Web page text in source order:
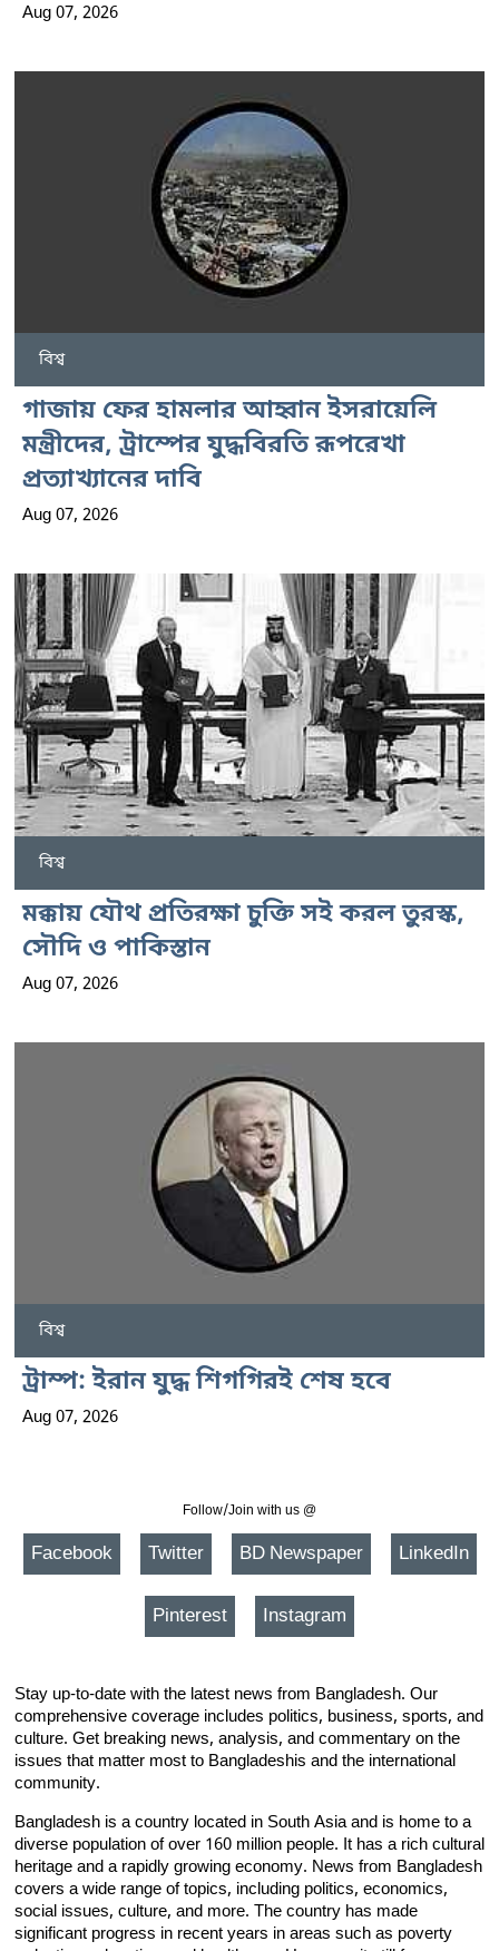
Aug 07, 2026
বিশ্ব
গাজায় ফের হামলার আহ্বান ইসরায়েলি
মন্ত্রীদের, ট্রাম্পের যুদ্ধবিরতি রূপরেখা
প্রত্যাখ্যানের দাবি
Aug 07, 2026
বিশ্ব
মক্কায় যৌথ প্রতিরক্ষা চুক্তি সই করল তুরস্ক,
সৌদি ও পাকিস্তান
Aug 07, 2026
বিশ্ব
ট্রাম্প: ইরান যুদ্ধ শিগগিরই শেষ হবে
Aug 07, 2026
Follow/Join with us @
Facebook Twitter BD Newspaper LinkedIn
Pinterest Instagram
Stay up-to-date with the latest news from Bangladesh. Our
comprehensive coverage includes politics, business, sports, and
culture. Get breaking news, analysis, and commentary on the
issues that matter most to Bangladeshis and the international
community.
Bangladesh is a country located in South Asia and is home to a
diverse population of over 160 million people. It has a rich cultural
heritage and a rapidly growing economy. News from Bangladesh
covers a wide range of topics, including politics, economics,
social issues, culture, and more. The country has made
significant progress in recent years in areas such as poverty